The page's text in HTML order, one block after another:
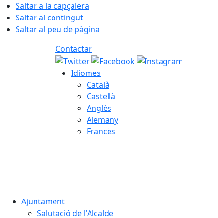
Saltar a la capçalera
Saltar al contingut
Saltar al peu de pàgina
Contactar
Idiomes
Català
Castellà
Anglès
Alemany
Francès
Ajuntament
Salutació de l'Alcalde